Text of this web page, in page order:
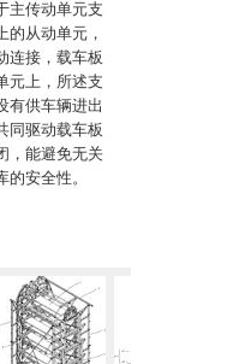
主传动单元支
的从动单元，
连接，载车板
元上，所述支
有供车辆进出
同驱动载车板
，能避免无关
安全性。